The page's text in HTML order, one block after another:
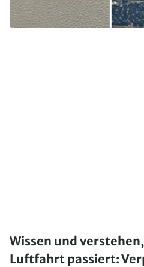
Wissen und
Luftfahrt passiert: